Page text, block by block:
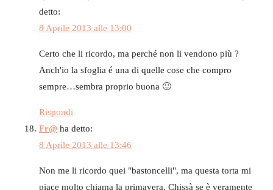
detto:
8 Aprile 2013 alle 13:00
Certo che li ricordo, ma perché non li vendono più ?
Anch'io la sfoglia é una di quelle cose che compro
sempre…sembra proprio buona 🙂
Rispondi
Fr@ ha detto:
8 Aprile 2013 alle 13:46
Non me li ricordo quei "bastoncelli", ma questa torta mi
piace molto chiama la primavera. Chissà se è veramente